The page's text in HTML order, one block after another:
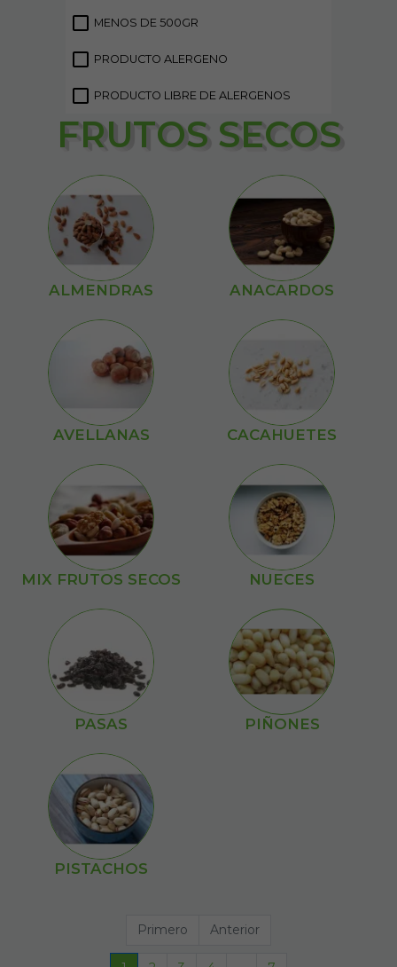
MENOS DE 500GR
PRODUCTO ALERGENO
PRODUCTO LIBRE DE ALERGENOS
FRUTOS SECOS
ALMENDRAS ANACARDOS
AVELLANAS CACAHUETES
MIX FRUTOS SECOS NUECES
PASAS PIÑONES
PISTACHOS
Primero Anterior